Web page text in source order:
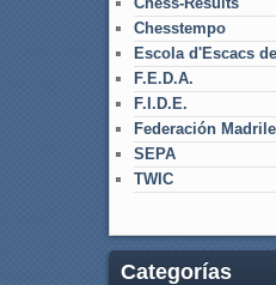
Chesstempo
Escola d'Escacs
F.E.D.A.
F.I.D.E.
Federación
SEPA
TWIC
Categorías